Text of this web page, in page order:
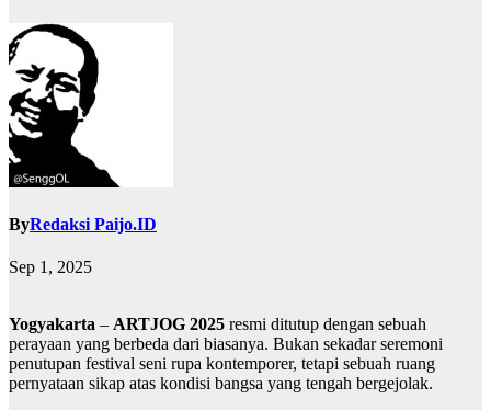
ByRedaksi Paijo.ID
Sep 1, 2025
Yogyakarta – ARTJOG 2025 resmi ditutup dengan sebuah
perayaan yang berbeda dari biasanya. Bukan sekadar seremoni
penutupan festival seni rupa kontemporer, tetapi sebuah ruang
pernyataan sikap atas kondisi bangsa yang tengah bergejolak.